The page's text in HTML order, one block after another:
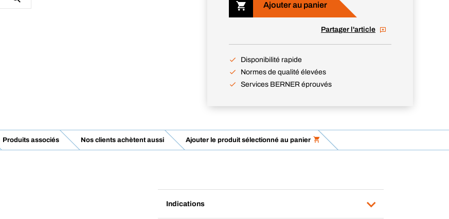
Ajouter au panier
Partager l'article
Disponibilité rapide
Normes de qualité élevées
Services BERNER éprouvés
Produits associés Nos clients achètent aussi Ajouter le produit sélectionné au panier
Indications